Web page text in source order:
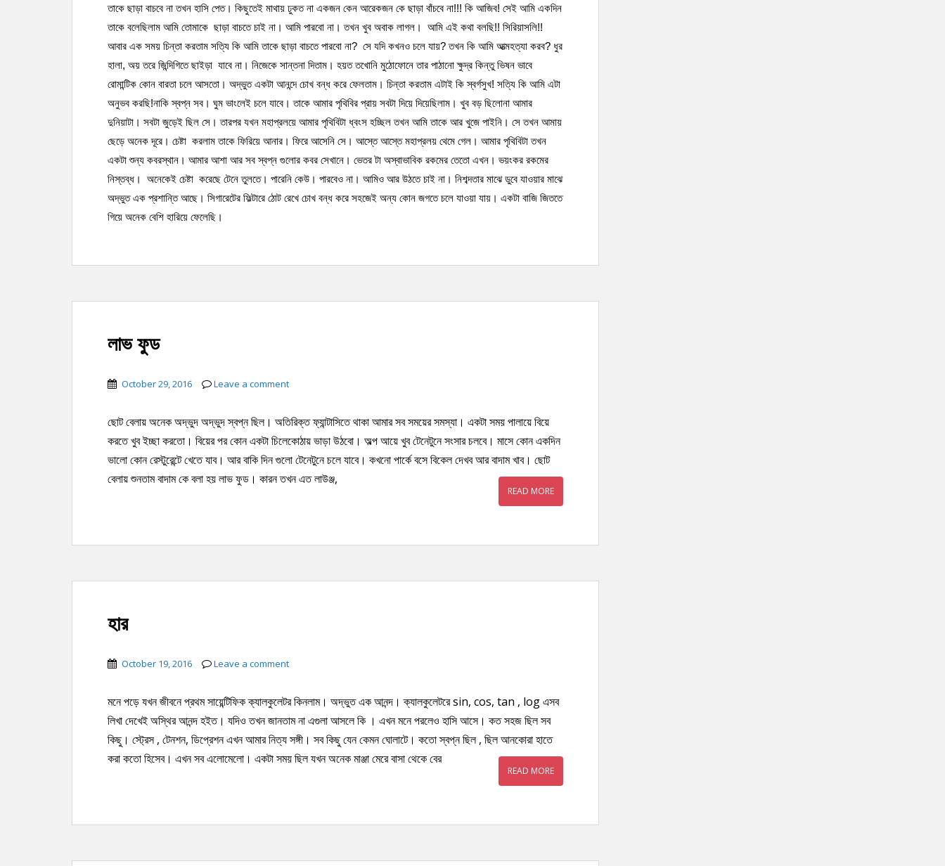
তাকে ছাড়া বাচবে না তখন হাসি পেত। কিছুতেই মাথায় ঢুকত না একজন কেন আরেকজন কে ছাড়া বাঁচবে না!!! কি আজিব! সেই আমি একদিন
তাকে বলেছিলাম আমি তোমাকে ছাড়া বাচতে চাই না। আমি পারবো না। তখন খুব অবাক লাগল। আমি এই কথা বলছি!! সিরিয়াসলি!!
আবার এক সময় চিন্তা করতাম সত্যি কি আমি তাকে ছাড়া বাচতে পারবো না? সে যদি কখনও চলে যায়? তখন কি আমি আত্মহত্যা করব? ধুর
হালা, অয় তরে জিন্দিগিতে ছাইড়া যাবে না। নিজেকে সান্তনা দিতাম। হয়ত তখোনি মুঠোফোনে তার পাঠানো ক্ষুদ্র কিন্তু ভিষন ভাবে
রোমান্টিক কোন বারতা চলে আসতো। অদ্ভুত একটা আনন্দে চোখ বন্ধ করে ফেলতাম। চিন্তা করতাম এটাই কি স্বর্গসুখ! সত্যি কি আমি এটা
অনুভব করছি!নাকি স্বপ্ন সব। ঘুম ভাংলেই চলে যাবে। তাকে আমার পৃথিবির প্রায় সবটা দিয়ে দিয়েছিলাম। খুব বড় ছিলোনা আমার
দুনিয়াটা। সবটা জুড়েই ছিল সে। তারপর যখন মহাপ্রলয়ে আমার পৃথিবিটা ধ্বংস হচ্ছিল তখন আমি তাকে আর খুজে পাইনি। সে তখন আমায়
ছেড়ে অনেক দূরে। চেষ্টা করলাম তাকে ফিরিয়ে আনার। ফিরে আসেনি সে। আস্তে আস্তে মহাপ্রলয় থেমে গেল। আমার পৃথিবিটা তখন
একটা শুন্য কবরস্থান। আমার আশা আর সব স্বপ্ন গুলোর কবর সেখানে। ভেতর টা অস্বাভাবিক রকমের তেতো এখন। ভয়ংকর রকমের
নিস্তব্ধ। অনেকেই চেষ্টা করেছে টেনে তুলতে। পারেনি কেউ। পারবেও না। আমিও আর উঠতে চাই না। নিশব্দতার মাঝে ডুবে যাওয়ার মাঝে
অদ্ভুত এক প্রশান্তি আছে। সিগারেটের ফিল্টারে ঠোট রেখে চোখ বন্ধ করে সহজেই অন্য কোন জগতে চলে যাওয়া যায়। একটা বাজি জিততে
গিয়ে অনেক বেশি হারিয়ে ফেলেছি।
লাভ ফুড
October 29, 2016 Leave a comment
ছোট বেলায় অনেক অদ্ভুদ অদ্ভুদ স্বপ্ন ছিল। অতিরিক্ত ফ্যান্টাসিতে থাকা আমার সব সময়ের সমস্যা। একটা সময় পালায়ে বিয়ে
করতে খুব ইচ্ছা করতো। বিয়ের পর কোন একটা চিলেকোঠায় ভাড়া উঠবো। অল্প আয়ে খুব টেনেটুনে সংসার চলবে। মাসে কোন একদিন
ভালো কোন রেস্টুরেন্টে খেতে যাব। আর বাকি দিন গুলো টেনেটুনে চলে যাবে। কখনো পার্কে বসে বিকেল দেখব আর বাদাম খাব। ছোট
বেলায় শুনতাম বাদাম কে বলা হয় লাভ ফুড। কারন তখন এত লাউঞ্জ,
READ MORE
হার
October 19, 2016 Leave a comment
মনে পড়ে যখন জীবনে প্রথম সায়েন্টিফিক ক্যালকুলেটর কিনলাম। অদ্ভুত এক আনন্দ। ক্যালকুলেটরে sin, cos, tan , log এসব
লিখা দেখেই অস্থির আনন্দ হইত। যদিও তখন জানতাম না এগুলা আসলে কি । এখন মনে পরলেও হাসি আসে। কত সহজ ছিল সব
কিছু। স্ট্রেস , টেনশন, ডিপ্রেশন এখন আমার নিত্য সঙ্গী। সব কিছু যেন কেমন ঘোলাটে। কতো স্বপ্ন ছিল , ছিল আনকোরা হাতে
করা কতো হিসেব। এখন সব এলোমেলো। একটা সময় ছিল যখন অনেক মাঞ্জা মেরে বাসা থেকে বের
READ MORE